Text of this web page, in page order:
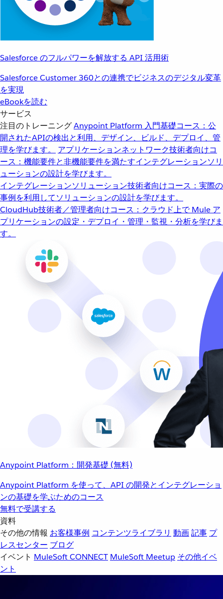
Salesforce のフルパワーを解放する API 活用術
Salesforce Customer 360との連携でビジネスのデジタル変革
を実現
eBookを読む
サービス
注目のトレーニングAnypoint Platform 入門基礎コース：公
開されたAPIの検出と利用、デザイン、ビルド、デプロイ、管
理を学びます。
アプリケーションネットワーク技術者向けコ
ース：機能要件と非機能要件を満たすインテグレーションソリ
ューションの設計を学びます。
インテグレーションソリューション技術者向けコース：実際の
事例を利用してソリューションの設計を学びます。
CloudHub技術者／管理者向けコース：クラウド上で Mule ア
プリケーションの設定・デプロイ・管理・監視・分析を学びま
す。
Anypoint Platform：開発基礎 (無料)
Anypoint Platform を使って、API の開発とインテグレーショ
ンの基礎を学ぶためのコース
無料で受講する
資料
その他の情報 お客様事例 コンテンツライブラリ 動画記事 プ
レスセンター ブログ
イベント MuleSoft CONNECT MuleSoft Meetup その他イベ
ント